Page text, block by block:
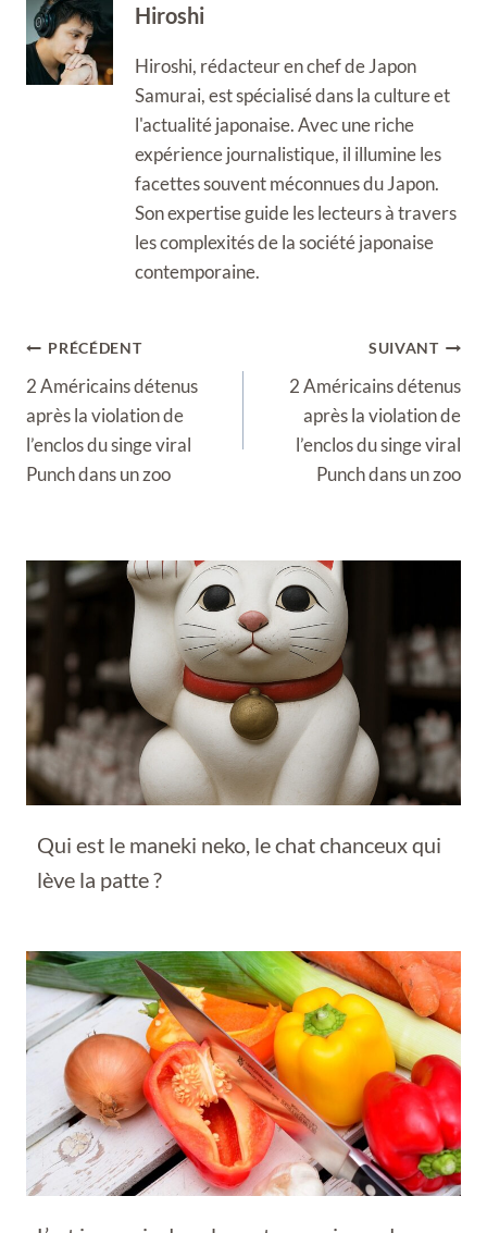
Hiroshi
Hiroshi, rédacteur en chef de Japon
Samurai, est spécialisé dans la culture et
l'actualité japonaise. Avec une riche
expérience journalistique, il illumine les
facettes souvent méconnues du Japon.
Son expertise guide les lecteurs à travers
les complexités de la société japonaise
contemporaine.
Navigation
de
l’article
PRÉCÉDENT
2 Américains détenus
après la violation de
l’enclos du singe viral
Punch dans un zoo
SUIVANT
2 Américains détenus
après la violation de
l’enclos du singe viral
Punch dans un zoo
Qui est le maneki neko, le chat chanceux qui
lève la patte ?